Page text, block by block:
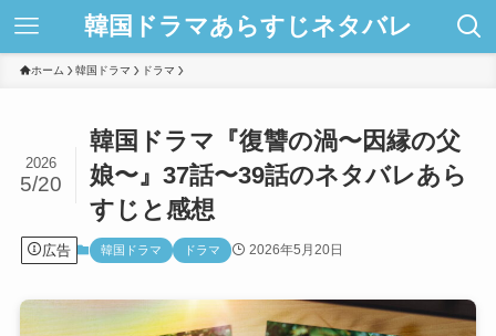
韓国ドラマあらすじネタバレ
ホーム 韓国ドラマ ドラマ
韓国ドラマ『復讐の渦〜因縁の父
娘〜』37話〜39話のネタバレあら
すじと感想
2026
5/20
広告 韓国ドラマ ドラマ 2026年5月20日